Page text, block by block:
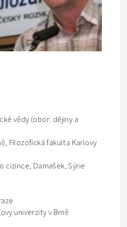
vědy (obor: dějiny a
Filozofická fakulta Karlovy
cizince, Damašek, Sýrie
univerzity v Brně